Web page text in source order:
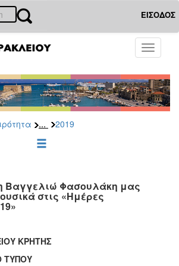
ΕΙΣΟΔΟΣ
Toggle
... 2019
Βαγγελιώ Φασουλάκη μας
στις «Ημέρες
ΚΡΗΤΗΣ